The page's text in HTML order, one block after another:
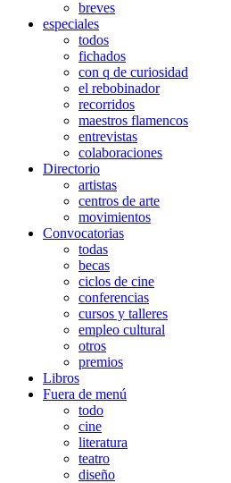
breves
especiales
todos
fichados
con q de curiosidad
el rebobinador
recorridos
maestros flamencos
entrevistas
colaboraciones
Directorio
artistas
centros de arte
movimientos
Convocatorias
todas
becas
ciclos de cine
conferencias
cursos y talleres
empleo cultural
otros
premios
Libros
Fuera de menú
todo
cine
literatura
teatro
diseño